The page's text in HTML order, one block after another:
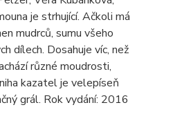
je strhující. Ačkoli má
mudrců, sumu všeho
dílech. Dosahuje víc, než
různé moudrosti,
kazatel je velepíseň
grál. Rok vydání: 2016